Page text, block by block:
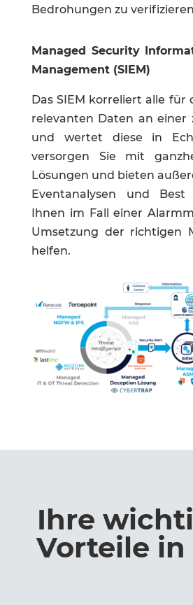
Bedrohungen zu
Managed Security
Management (SIEM)
Das SIEM korreliert alle für
relevanten Daten an einer
und wertet diese in
versorgen Sie mit
Lösungen und bieten
Eventanalysen und
Ihnen im Fall einer
Umsetzung der richtigen
helfen.
Ihre
Vorteile in